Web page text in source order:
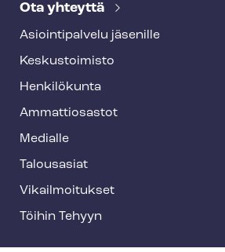
Ota yhteyttä
Asioin­ti­pal­ve­lu jäsenille
Keskustoimisto
Henkilökunta
Ammattiosastot
Medialle
Talousasiat
Vi­kail­moi­tuk­set
Töihin Tehyyn